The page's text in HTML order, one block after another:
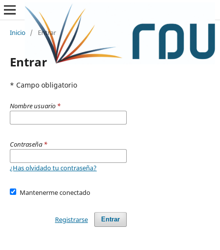
Inicio / Entrar
Entrar
* Campo obligatorio
Nombre usuario *
Contraseña *
¿Has olvidado tu contraseña?
Mantenerme conectado
Entrar
Registrarse